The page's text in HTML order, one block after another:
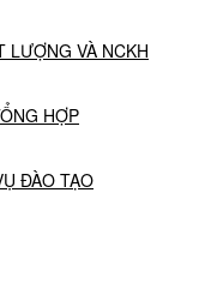
LƯỢNG VÀ NCKH
HỢP
ĐÀO TẠO